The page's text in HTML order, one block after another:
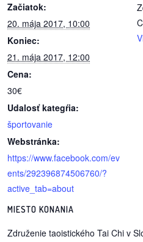
Začiatok:
20. mája 2017, 10:00
Koniec:
21. mája 2017, 12:00
Cena:
30€
Udalosť kategŕia:
športovanie
Webstránka:
https://www.facebook.com/ev
ents/292396874506760/?
active_tab=about
MIESTO KONANIA
Združenie taoistického Tai Chi v